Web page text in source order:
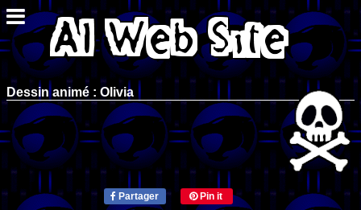
Dessin animé : Olivia
Partager Pin it